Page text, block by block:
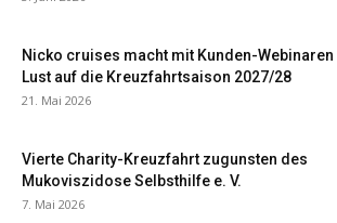
Nicko cruises macht mit Kunden-Webinaren
Lust auf die Kreuzfahrtsaison 2027/28
21. Mai 2026
Vierte Charity-Kreuzfahrt zugunsten des
Mukoviszidose Selbsthilfe e. V.
7. Mai 2026